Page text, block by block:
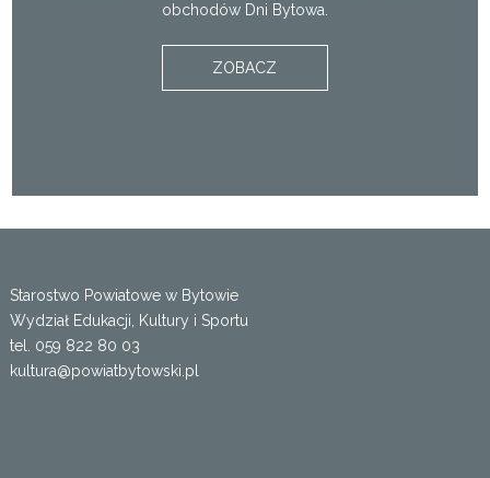
obchodów Dni Bytowa.
ZOBACZ
Starostwo Powiatowe w Bytowie
Wydział Edukacji, Kultury i Sportu
tel. 059 822 80 03
kultura@powiatbytowski.pl